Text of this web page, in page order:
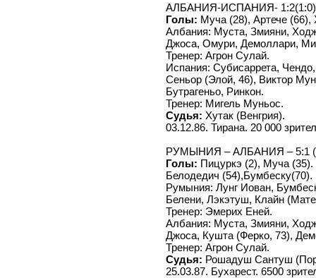
АЛБАНИЯ-ИСПАНИЯ- 1:2(1:0)
Голы: Муча (28), Артече (66),
Албания: Муста, Змияни,
Джоса, Омури, Демоллари,
Тренер: Агрон Сулай.
Испания: Субисаррета,
Сеньор (Элой, 46), Виктор
Бутрагеньо, Ринкон.
Тренер: Мигель Муньос.
Судья: Хутак (Венгрия).
03.12.86. Тирана. 20 000
РУМЫНИЯ – АЛБАНИЯ – 5:1
Голы: Пицуркэ (2), Муча
Белодедич (54),Бумбеску(70).
Румыния: Лунг Иован,
Белени, Лэкэтуш, Клайн
Тренер: Эмерих Еней.
Албания: Муста, Змияни,
Джоса, Кушта (Ферко, 73),
Тренер: Агрон Сулай.
Судья: Рошадуш Сантуш
25.03.87. Бухарест. 6500